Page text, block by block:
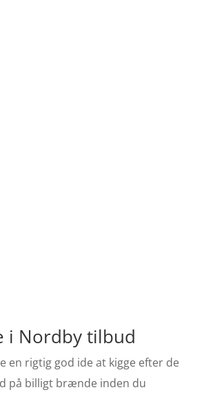
i Nordby tilbud
en rigtig god ide at kigge efter de
på billigt brænde inden du